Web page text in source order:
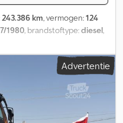
243.386 km, vermogen:124
1980, brandstoftype:diesel,
heeft een ongeluk
Speciale Unimog met
Opbouw van Omars.
zou oorspronkelijk door
Vanwege
De motor loopt goed
Advertentie